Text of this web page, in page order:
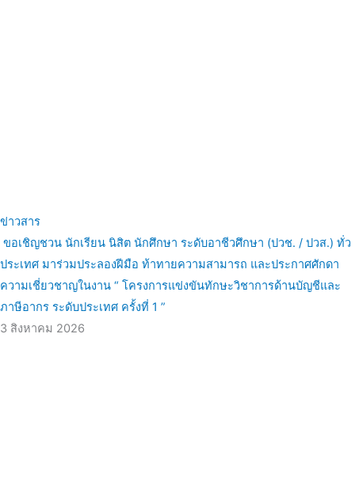
ข่าวสาร
ขอเชิญชวน นักเรียน นิสิต นักศึกษา ระดับอาชีวศึกษา (ปวช. / ปวส.) ทั่ว
ประเทศ มาร่วมประลองฝีมือ ท้าทายความสามารถ และประกาศศักดา
ความเชี่ยวชาญในงาน “ โครงการแข่งขันทักษะวิชาการด้านบัญชีและ
ภาษีอากร ระดับประเทศ ครั้งที่ 1 ”
3 สิงหาคม 2026